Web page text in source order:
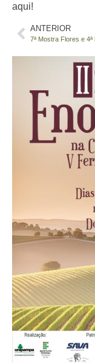
aqui!
ANTERIOR